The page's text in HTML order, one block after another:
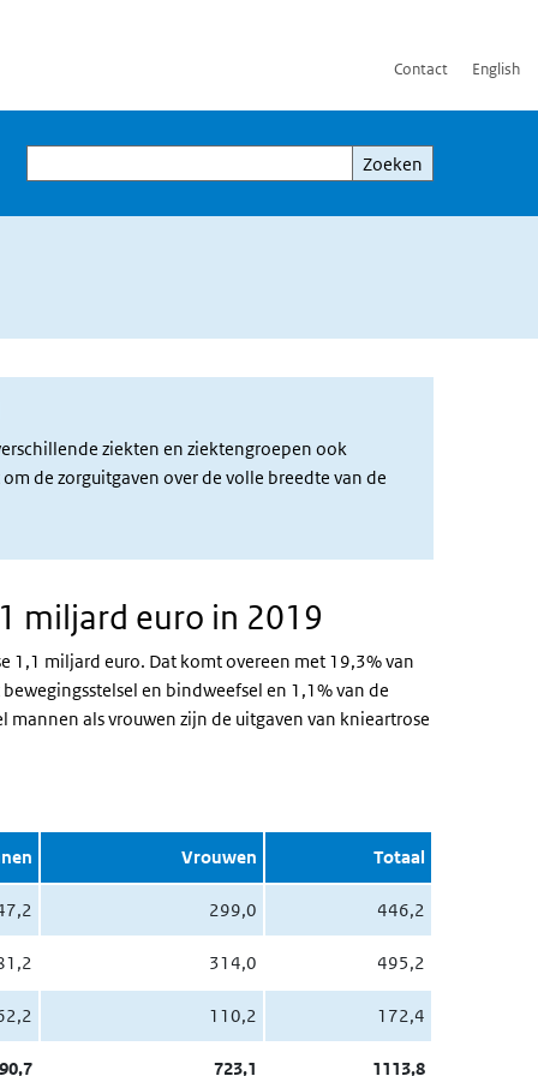
Contact English
Zoeken
Zoeken
ziekten en ziektengroepen ook
om de zorguitgaven over de volle breedte van de
miljard euro in 2019
1,1 miljard euro. Dat komt overeen met 19,3% van
en bindweefsel en 1,1% van de
als vrouwen zijn de uitgaven van knieartrose
Vrouwen Totaal
299,0 446,2
314,0 495,2
110,2 172,4
723,1 1113,8